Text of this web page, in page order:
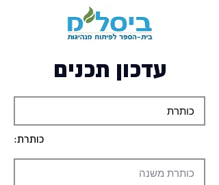
עדכון תכנים
כותרת: